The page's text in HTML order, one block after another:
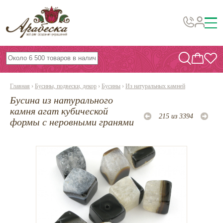
Бусины, подвески, декор
Бисер
Фурнитура
Проволока
Инструменты и материалы
Эпоксидная смола
Шнуры, ленты, нитки
По темам и сезонам
Главная › Бусины, подвески, декор › Бусины › Из натуральных камней
Бусина из натурального
камня агат кубической
формы с неровными гранями
215 из 3394